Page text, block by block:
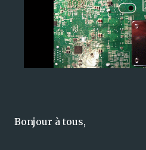
Bonjour à tous,